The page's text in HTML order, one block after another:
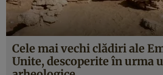
Cele mai vechi clădiri ale
Unite, descoperite în urma